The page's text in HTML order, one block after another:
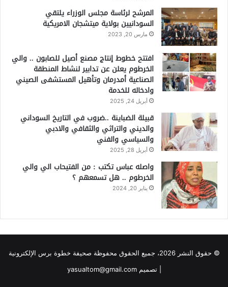
المرشح لرئاسة مجلس الوزراء يلتقي
السودانيين بولاية ميتشجان الامريكية
مارس 20, 2023
افتتح خطوط إنتاج مصنع أصيل للصابون .. والي
الخرطوم يعلن عن تدابير لنشاط المنطقة
الصناعية أمدرمان وتأهيل المستشفى الصيني
وادخاله للخدمة
أبريل 24, 2025
قبيلة الضباينة ..ضروب في التاريخ السوداني
والديني والتراثي والثقافي والادبي
والسياسي والفني
أبريل 28, 2025
واصله عباس تكتب : من الفتيحاب الي والي
الخرطوم .. هل تسمعهم ؟
يناير 20, 2024
© حقوق النشر 2026، جميع الحقوق محفوظة صحيفة خطوة برس الإلكترونية
| تصميم yasualtom@gmail.com